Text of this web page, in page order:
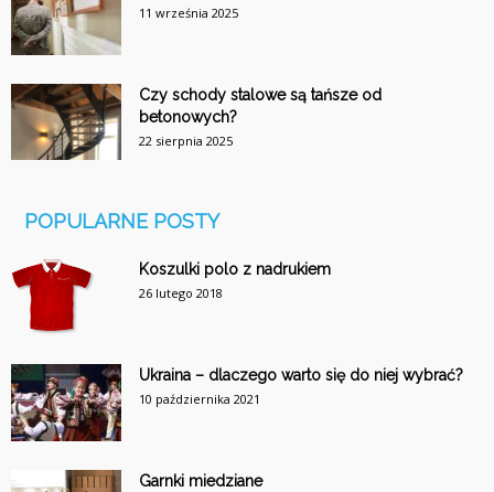
11 września 2025
Czy schody stalowe są tańsze od
betonowych?
22 sierpnia 2025
POPULARNE POSTY
Koszulki polo z nadrukiem
26 lutego 2018
Ukraina – dlaczego warto się do niej wybrać?
10 października 2021
Garnki miedziane